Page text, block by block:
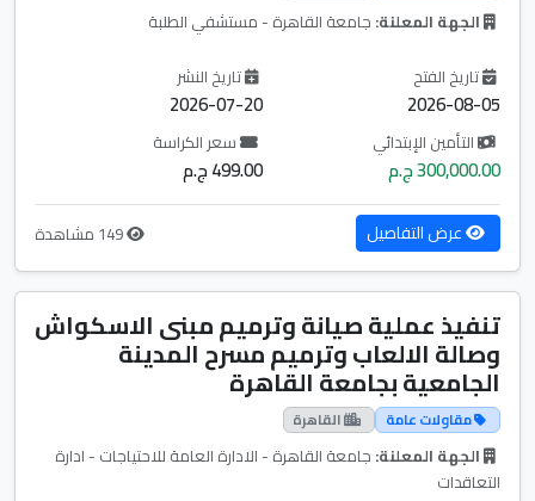
الجهة المعلنة: جامعة القاهرة - مستشفي الطلبة
تاريخ الفتح
2026-08-05
تاريخ النشر
2026-07-20
التأمين الإبتدائي
300,000.00 ج.م
سعر الكراسة
499.00 ج.م
عرض التفاصيل
تنفيذ عملية صيانة وترميم مبنى الاسكواش
وصالة الالعاب وترميم مسرح المدينة
الجامعية بجامعة القاهرة
مقاولات عامة القاهرة
الجهة المعلنة: جامعة القاهرة - الادارة العامة للاحتياجات - ادارة
التعاقدات